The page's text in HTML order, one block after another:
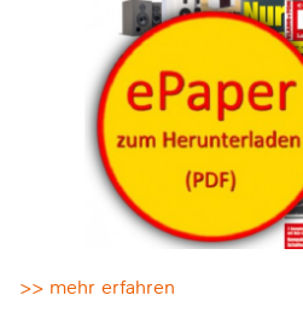
>> mehr erfahren